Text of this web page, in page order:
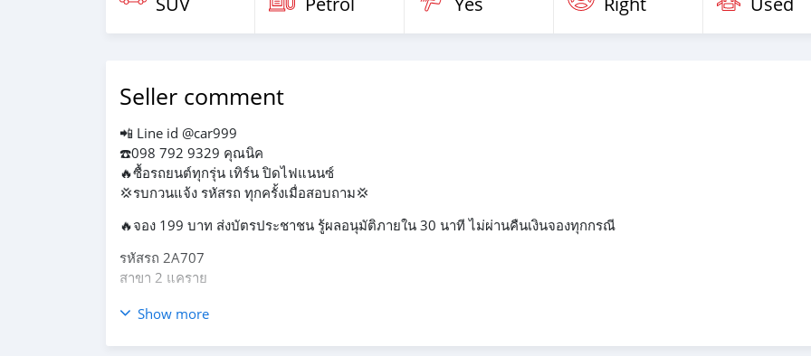
Seller comment
📲 Line id @car999
☎️098 792 9329 คุณนิค
🔥ซื้อรถยนต์ทุกรุ่น เทิร์น ปิดไฟแนนซ์
💢รบกวนแจ้ง รหัสรถ ทุกครั้งเมื่อสอบถาม💢
🔥จอง 199 บาท ส่งบัตรประชาชน รู้ผลอนุมัติภายใน 30 นาที ไม่ผ่านคืนเงินจองทุกกรณี
รหัสรถ 2A707
สาขา 2 แคราย
NISSAN X-TRAIL 2.0 V 4WD HYBRID 2015
ราคา 339,000 บาท ผ่อนเพียง 6,099 บาท
Show more